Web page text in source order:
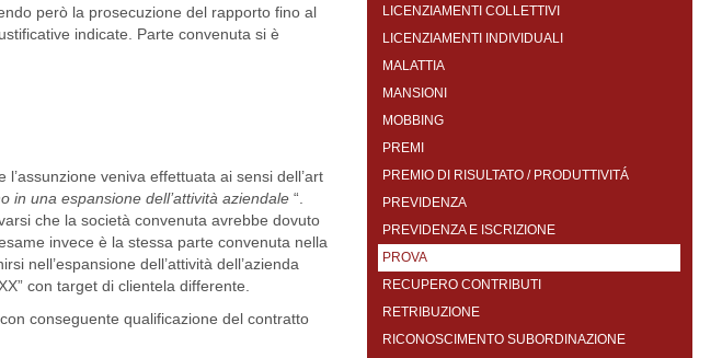
però la prosecuzione del rapporto fino al
indicate. Parte convenuta si è
veniva effettuata ai sensi dell’art
in una espansione dell’attività aziendale “.
che la società convenuta avrebbe dovuto
invece è la stessa parte convenuta nella
nell’espansione dell’attività dell’azienda
con target di clientela differente.
conseguente qualificazione del contratto
LICENZIAMENTI COLLETTIVI
LICENZIAMENTI INDIVIDUALI
MALATTIA
MANSIONI
MOBBING
PREMI
PREMIO DI RISULTATO / PRODUTTIVITÁ
PREVIDENZA
PREVIDENZA E ISCRIZIONE
PROVA
RECUPERO CONTRIBUTI
RETRIBUZIONE
RICONOSCIMENTO SUBORDINAZIONE